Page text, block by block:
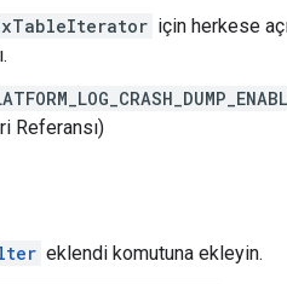
için herkese
Referansı)
eklendi komutuna ekleyin.